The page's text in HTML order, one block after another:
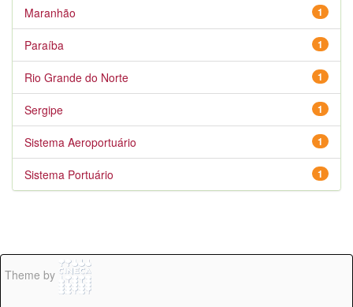
1
Maranhão
1
Paraíba
1
Rio Grande do Norte
1
Sergipe
1
Sistema Aeroportuário
1
Sistema Portuário
Theme by